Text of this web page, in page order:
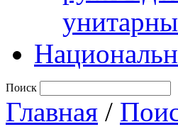
Поиск
Главная /